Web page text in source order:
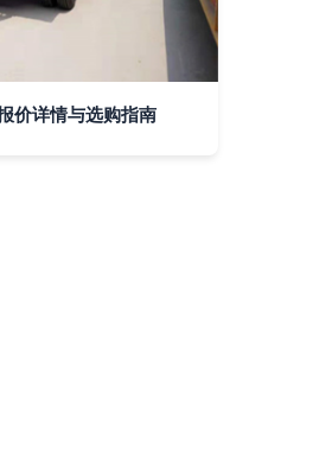
价详情与选购指南